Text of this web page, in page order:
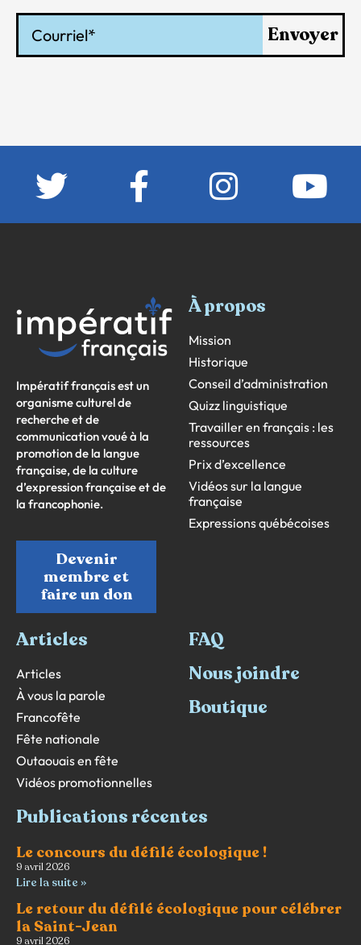
Envoyer
Impératif français est un
organisme culturel de
recherche et de
communication voué à la
promotion de la langue
française, de la culture
d’expression française et de
la francophonie.
Devenir
membre et
faire un don
À propos
Mission
Historique
Conseil d’administration
Quizz linguistique
Travailler en français : les
ressources
Prix d’excellence
Vidéos sur la langue
française
Expressions québécoises
Articles
Articles
À vous la parole
Francofête
Fête nationale
Outaouais en fête
Vidéos promotionnelles
FAQ
Nous joindre
Boutique
Publications récentes
Le concours du défilé écologique !
9 avril 2026
Lire la suite »
Le retour du défilé écologique pour célébrer
la Saint-Jean
9 avril 2026